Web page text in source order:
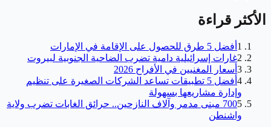
الأكثر قراءة
1 أفضل 5 طرق للحصول على الإقامة في الإمارات
2غارات إسرائيلية دامية تضرب الضاحية الجنوبية لبيروت
3 أسعار المغنيين في الأفراح 2026
4
أفضل 5 تطبيقات تساعد الشركات الصغيرة على تنظيم
وإدارة مشاريعها بسهولة
5
700 مبنى مدمر وآلاف النازحين.. حرائق الغابات تضرب ولاية
واشنطن